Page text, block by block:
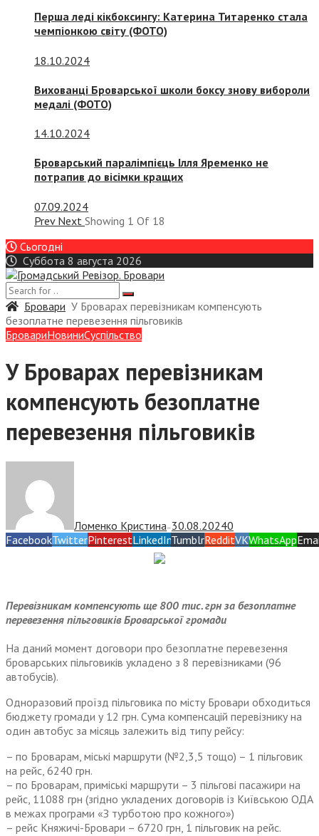
Перша леді кікбоксингу: Катерина Титаренко стала
чемпіонкою світу (ФОТО)
18.10.2024
Вихованці Броварської школи боксу знову вибороли
медалі (ФОТО)
14.10.2024
Броварський паралімпієць Ілля Яременко не
потрапив до вісімки кращих
07.09.2024
Prev Next Showing 1 Of 18
Сьогодні
Суббота 8 августа 2026
Бровари У Броварах перевізникам компенсують
безоплатне перевезення пільговиків
БровариНовиниСуспiльство
У Броварах перевізникам
компенсують безоплатне
перевезення пільговиків
Ломенко Кристина— 30.08.20240
FacebookTwitterPinterestLinkedInTumblrRedditVKWhatsApp
Перевізникам компенсують ще 800 тис. грн за безоплатне
перевезення пільговиків Броварської громади
На даний момент договори про безоплатне перевезення
броварських пільговиків укладено з 8 перевізниками (96
автобусів).
Одноразовий проїзд пільговика по місту Бровари обходиться
бюджету громади у 12 грн. Сума компенсацій перевізнику на
один автобус за місяць залежить від типу рейсу:
– по Броварам, міські маршрути (№2,3,5 тощо) – 1 пільговик
на рейс, 6240 грн.
– по Броварам, приміські маршрути – 3 пільгові пасажири на
рейс, 11088 грн (згідно укладених договорів із Київською ОДА
в межах програми «З турботою про кожного»)
– рейс Княжичі-Бровари – 6720 грн, 1 пільговик на рейс.